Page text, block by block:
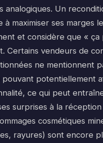
analogiques. Un
à maximiser ses marges
et considère que « ça
Certains vendeurs de
ne mentionnent
pouvant potentiellement
ce qui peut
surprises à la
cosmétiques
rayures) sont encore